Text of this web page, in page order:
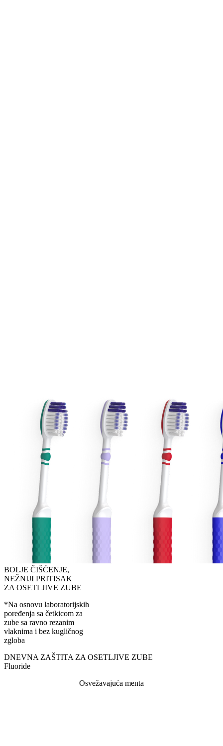
BOLJE ČIŠĆENJE,
NEŽNIJI PRITISAK
ZA OSETLJIVE ZUBE
*Na osnovu laboratorijskih
poređenja sa četkicom za
zube sa ravno rezanim
vlaknima i bez kugličnog
zgloba
DNEVNA ZAŠTITA ZA OSETLJIVE ZUBE
Fluoride
Osvežavajuća menta